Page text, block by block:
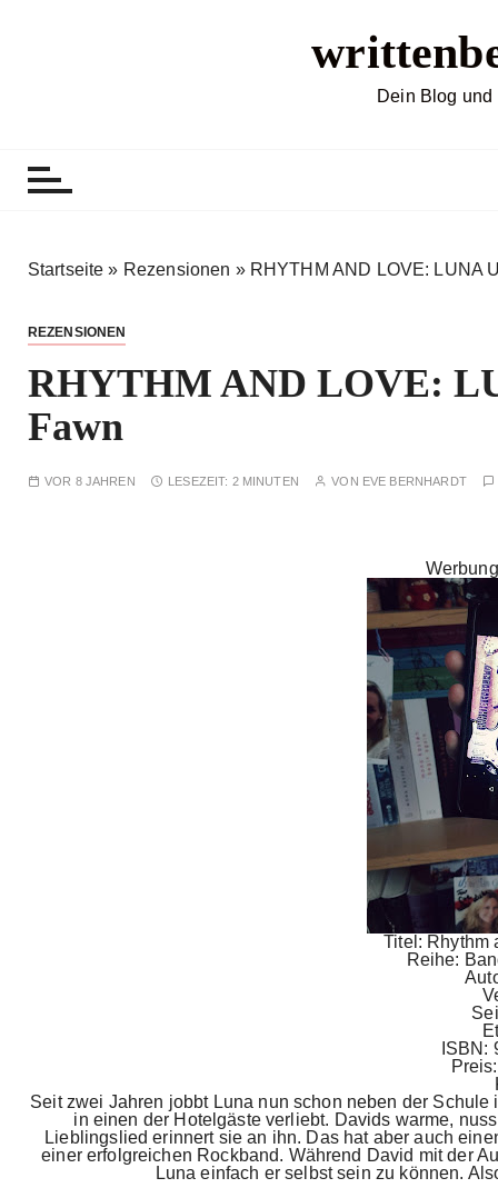
Dein Blog und
Startseite » Rezensionen » RHYTHM AND LOVE: LUNA
REZENSIONEN
RHYTHM AND LOVE:
Fawn
VOR 8 JAHREN LESEZEIT: 2 MINUTEN VON EVE BERNHARDT
Titel: Rhythm
Reihe:
ISBN:
Seit zwei Jahren jobbt Luna nun schon neben der
in einen der Hotelgäste verliebt. Davids warme,
Lieblingslied erinnert sie an ihn. Das hat aber auch
einer erfolgreichen Rockband. Während David mit der
Luna einfach er selbst sein zu können.